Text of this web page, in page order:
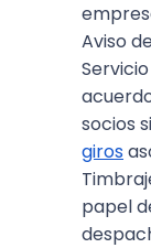
Aviso
socios
giros
papel